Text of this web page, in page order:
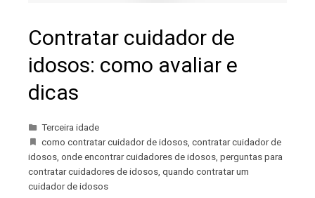
Contratar cuidador de
idosos: como avaliar e
dicas
Terceira idade
como contratar cuidador de idosos contratar cuidador de
idosos onde encontrar cuidadores de idosos perguntas para
contratar cuidadores de idosos quando contratar um
cuidador de idosos